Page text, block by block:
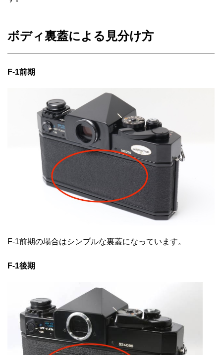
ボディ裏蓋による見分け方
F-1前期
F-1前期の場合はシンプルな裏蓋になっています。
F-1後期